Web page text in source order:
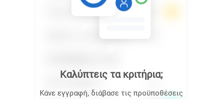
Καλύπτεις τα κριτήρια;
Κάνε εγγραφή, διάβασε τις προϋποθέσεις